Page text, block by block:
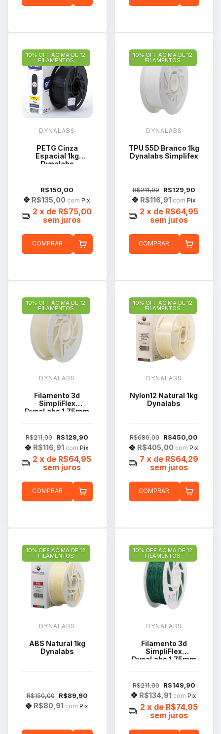
10% OFF ACIMA DE 12
FILAMENTOS
DYNALABS
PETG Cinza
Espacial 1kg
Dynalabs
R$150,00
R$135,00 com Pix
2 x de R$75,00
sem juros
COMPRAR
10% OFF ACIMA DE 12
FILAMENTOS
DYNALABS
TPU 55D Branco 1kg
Dynalabs Simplifex
R$211,00 R$129,90
R$116,91 com Pix
2 x de R$64,95
sem juros
COMPRAR
10% OFF ACIMA DE 12
FILAMENTOS
DYNALABS
Filamento 3d
SimpliFlex
DynaLabs 1.75mm
R$211,00 R$129,90
R$116,91 com Pix
2 x de R$64,95
sem juros
COMPRAR
10% OFF ACIMA DE 12
FILAMENTOS
DYNALABS
Nylon12 Natural 1kg
Dynalabs
R$680,00 R$450,00
R$405,00 com Pix
7 x de R$64,29
sem juros
COMPRAR
10% OFF ACIMA DE 12
FILAMENTOS
DYNALABS
ABS Natural 1kg
Dynalabs
R$150,00 R$89,90
R$80,91 com Pix
10% OFF ACIMA DE 12
FILAMENTOS
DYNALABS
Filamento 3d
SimpliFlex
DynaLabs 1.75mm
R$211,00 R$149,90
R$134,91 com Pix
2 x de R$74,95
sem juros